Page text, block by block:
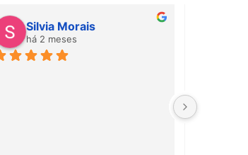
Silvia Morais
há 2 meses
rápido!